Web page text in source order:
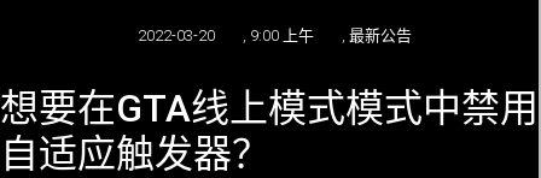
2022-03-20 9:00 上午 最新公告
想要在GTA线上模式模式中禁用
自适应触发器？